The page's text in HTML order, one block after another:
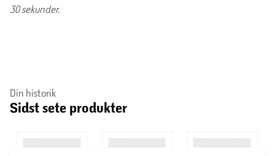
30 sekunder.
Din historik
Sidst sete produkter